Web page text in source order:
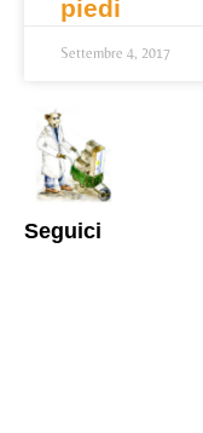
piedi
Settembre 4, 2017
Seguici